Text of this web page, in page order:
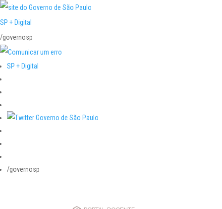
SP + Digital
/governosp
SP + Digital
/governosp